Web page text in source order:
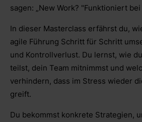
sagen: „New Work? "Funktioniert
In dieser Masterclass erfährst du,
agile Führung Schritt für Schritt
und Kontrollverlust. Du lernst, wie
teilst, dein Team mitnimmst und
verhindern, dass im Stress wieder
greift.
Du bekommst konkrete Strategien,